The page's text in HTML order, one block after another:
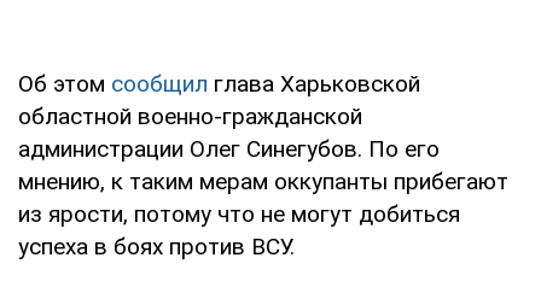
Об этом сообщил глава Харьковской
областной военно-гражданской
администрации Олег Синегубов. По его
мнению, к таким мерам оккупанты прибегают
из ярости, потому что не могут добиться
успеха в боях против ВСУ.